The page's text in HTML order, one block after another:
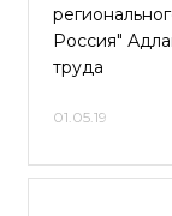
Россия"
труда
01.05.19